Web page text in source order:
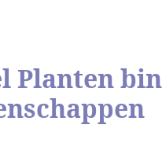
Planten